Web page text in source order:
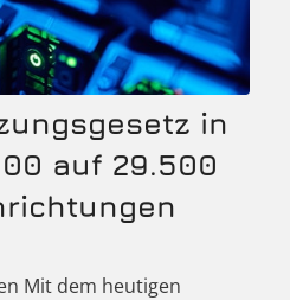
in
auf 29.500
Mit dem heutigen